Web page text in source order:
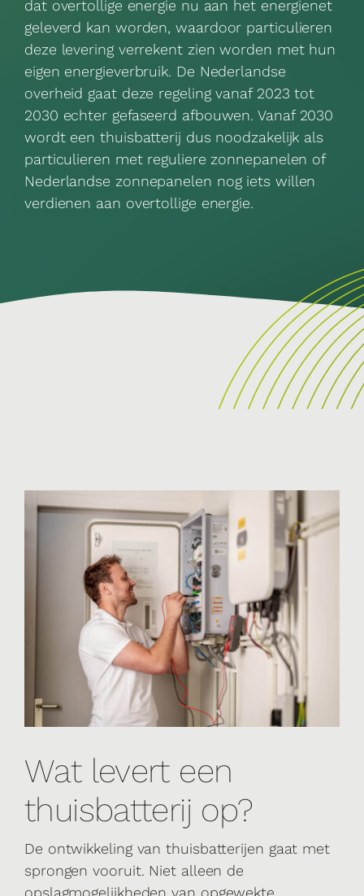
dat overtollige energie nu aan het energienet
geleverd kan worden, waardoor particulieren
deze levering verrekent zien worden met hun
eigen energieverbruik. De Nederlandse
overheid gaat deze regeling vanaf 2023 tot
2030 echter gefaseerd afbouwen. Vanaf 2030
wordt een thuisbatterij dus noodzakelijk als
particulieren met reguliere zonnepanelen of
Nederlandse zonnepanelen nog iets willen
verdienen aan overtollige energie.
Wat levert een
thuisbatterij op?
De ontwikkeling van thuisbatterijen gaat met
sprongen vooruit. Niet alleen de
opslagmogelijkheden van opgewekte